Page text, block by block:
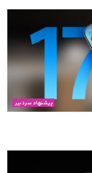
پیشنهاد سردبیر